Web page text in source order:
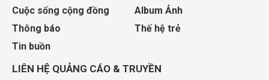
Cuộc sống cộng đồng
Album Ảnh
Thông báo
Thế hệ trẻ
Tin buồn
LIÊN HỆ QUẢNG CÁO & TRUYỀN